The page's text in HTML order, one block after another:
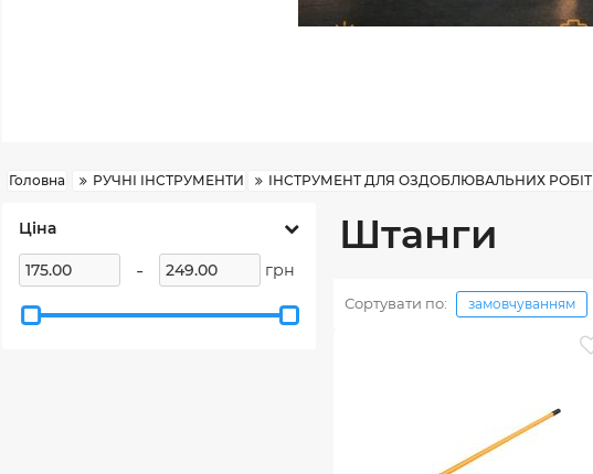
Головна РУЧНІ ІНСТРУМЕНТИ ІНСТРУМЕНТ ДЛЯ ОЗДОБЛЮВАЛЬНИХ РОБІТ
Ціна
- грн
Штанги
Сортувати по: замовчуванням